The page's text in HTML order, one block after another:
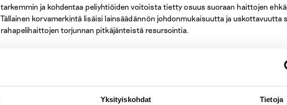
Yksityiskohdat Tietoja
tarkemmin ja kohdentaa peliyhtiöiden voitoista tietty osuus suoraan haittojen
Tällainen korvamerkintä lisäisi lainsäädännön johdonmukaisuutta ja uskottavuutta
rahapelihaittojen torjunnan pitkäjänteistä resursointia.
Rahapelihaittojen ehkäisy ja vähentäminen eivät saa jäädä
tavoitteiksi. Oikeuskansleri pitää moitittavana, että esitettyjä kehitysehdotuksia ei
selvitetty eikä niiden vaikutuksia arvioitu huolellisesti. Tämä herättää perustellun
on ohjannut valmistelua niin, että haittojen ehkäisyä tai vähentämistä ei ole